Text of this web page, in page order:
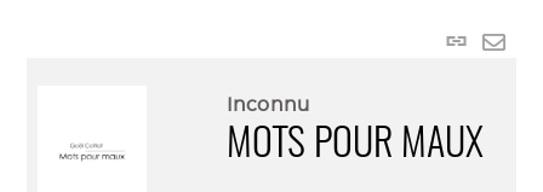
Lien
Inconnu
MOTS POUR MAUX